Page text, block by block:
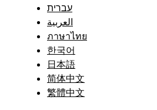
עברית
العربية
ภาษาไทย
한국어
日本語
简体中文
繁體中文